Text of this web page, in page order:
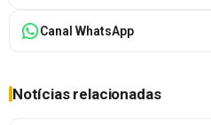
Canal WhatsApp
Notícias relacionadas